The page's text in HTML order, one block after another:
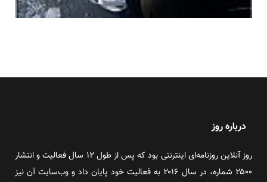
درباره روز
روز آنلاین روزنامه‌ای اینترنتی بود که پس از طول ۱۲ سال فعالیت و انتشار
۲۵۰۰ شماره، در سال ۲۰۱۶ به فعالیت خود پایان داد و وب‌سایت آن نیز